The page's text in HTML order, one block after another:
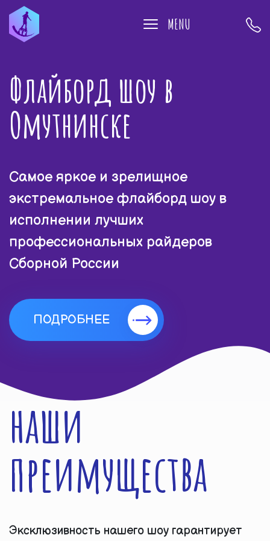
MENU
Флайборд шоу в
Омутнинске
Самое яркое и зрелищное
экстремальное флайборд шоу в
исполнении лучших
профессиональных райдеров
Сборной России
ПОДРОБНЕЕ
наши
преимущества
Эксклюзивность нашего шоу гарантирует